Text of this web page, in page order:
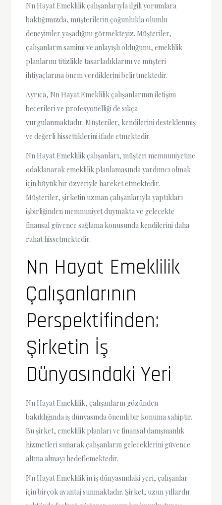
Nn Hayat Emeklilik çalışanlarıyla ilgili yorumlara
baktığımızda, müşterilerin çoğunlukla olumlu
deneyimler yaşadığını görmekteyiz. Müşteriler,
çalışanların samimi ve anlayışlı olduğunu, emeklilik
planlarını titizlikle tasarladıklarını ve müşteri
ihtiyaçlarına önem verdiklerini belirtmektedir.
Ayrıca, Nn Hayat Emeklilik çalışanlarının iletişim
becerileri ve profesyonelliği de sıkça
vurgulanmaktadır. Müşteriler, kendilerini desteklenmiş
ve değerli hissettiklerini ifade etmektedir.
Nn Hayat Emeklilik çalışanları, müşteri memnuniyetine
odaklanarak emeklilik planlamasında yardımcı olmak
için büyük bir özveriyle hareket etmektedir.
Müşteriler, şirketin uzman çalışanlarıyla yaptıkları
işbirliğinden memnuniyet duymakta ve gelecekte
finansal güvence sağlama konusunda kendilerini daha
rahat hissetmektedir.
Nn Hayat Emeklilik
Çalışanlarının
Perspektifinden:
Şirketin İş
Dünyasındaki Yeri
Nn Hayat Emeklilik, çalışanların gözünden
bakıldığında iş dünyasında önemli bir konuma sahiptir.
Bu şirket, emeklilik planları ve finansal danışmanlık
hizmetleri sunarak çalışanların geleceklerini güvence
altına almayı hedeflemektedir.
Nn Hayat Emeklilik'in iş dünyasındaki yeri, çalışanlar
için birçok avantaj sunmaktadır. Şirket, uzun yıllardır